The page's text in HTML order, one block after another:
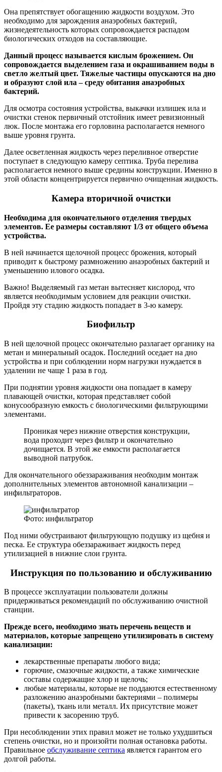
Она препятствует обогащению жидкости воздухом. Это
необходимо для зарождения анаэробных бактерий,
жизнедеятельность которых сопровождается распадом
биологических отходов на составляющие.
Данный процесс называется кислым брожением. Он
сопровождается выделением газа и окрашиванием воды в
светло желтый цвет. Тяжелые частицы опускаются на дно
и образуют слой ила – среду обитания анаэробных
бактерий.
Для осмотра состояния устройства, выкачки излишек ила и
очистки стенок первичный отстойник имеет ревизионный
люк. После монтажа его горловина располагается немного
выше уровня грунта.
Далее осветленная жидкость через переливное отверстие
поступает в следующую камеру септика. Труба перелива
располагается немного выше средины конструкции. Именно в
этой области концентрируется первично очищенная жидкость.
Камера вторичной очистки
Необходима для окончательного отделения твердых
элементов. Ее размеры составляют 1/3 от общего объема
устройства.
В ней начинается щелочной процесс брожения, который
приводит к быстрому размножению анаэробных бактерий и
уменьшению илового осадка.
Важно! Выделяемый газ метан вытесняет кислород, что
является необходимым условием для реакции очистки.
Пройдя эту стадию жидкость попадает в 3-ю камеру.
Биофильтр
В ней щелочной процесс окончательно разлагает органику на
метан и минеральный осадок. Последний оседает на дно
устройства и при соблюдении норм нагрузки нуждается в
удалении не чаще 1 раза в год.
При поднятии уровня жидкости она попадает в камеру
плавающей очистки, которая представляет собой
конусообразную емкость с биологическими фильтрующими
элементами.
Проникая через нижние отверстия конструкции,
вода проходит через фильтр и окончательно
дочищается. В этой же емкости располагается
выводной патрубок.
Для окончательного обеззараживания необходим монтаж
дополнительных элементов автономной канализации –
инфильтраторов.
Фото: инфильтратор
Под ними обустраивают фильтрующую подушку из щебня и
песка. Ее структура обеззараживает жидкость перед
утилизацией в нижние слои грунта.
Инструкция по пользованию и обслуживанию
В процессе эксплуатации пользователи должны
придерживаться рекомендаций по обслуживанию очистной
станции.
Прежде всего, необходимо знать перечень веществ и
материалов, которые запрещено утилизировать в систему
канализации:
лекарственные препараты любого вида;
горючие, смазочные жидкости, а также химические
составы содержащие хлор и щелочь;
любые материалы, которые не поддаются естественному
разложению анаэробными бактериями – полимеры
(пакеты), ткань или металл. Их присутствие может
привести к засорению труб.
При несоблюдении этих правил может не только ухудшиться
степень очистки, но и произойти полная остановка работы.
Правильное обслуживание септика является гарантом его
долгой работы.